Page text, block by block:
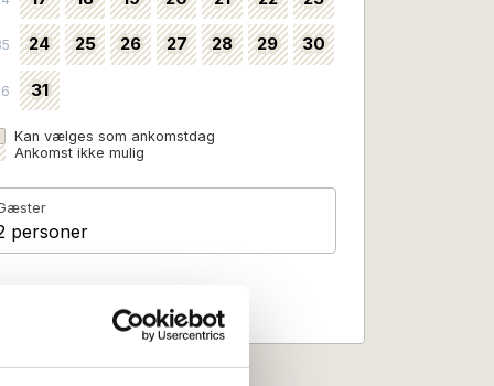
24 25 26 27 28 29 30
31
Kan vælges som ankomstdag
Ankomst ikke mulig
personer